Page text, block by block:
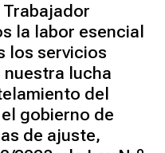
Trabajador
la labor esencial
los servicios
lucha
del
gobierno de
de ajuste,